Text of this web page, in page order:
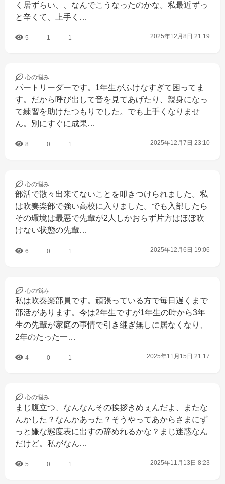
く居ずらい、、なんでこうなったのかな。私最近ずっ
と辛くて、上手く…
5 1 1 2025年12月8日 21:19
心の悩み
パートリーダーです。1年生がふけなすぎて困ってま
す。だから呼び出して音を見てあげたり、親身になっ
て練習を助けたつもりでした。でも上手くなりませ
ん。別にすぐに成果…
8 0 1 2025年12月7日 23:10
心の悩み
部活で散々出来てないことを叩きつけられました。私
は吹奏楽部で強い高校に入りました。でも入部したら
その環境は最悪で先輩が2人しかおらず片方はほぼ吹
けない状態の先輩…
6 0 1 2025年12月6日 19:06
心の悩み
私は吹奏楽部員です。頑張っている方で毎日遅くまで
部活があります。今は2年生ですが1年生の時から3年
生の先輩が家庭の事情で引き継ぎ無しに居なくなり、
2年のたった一…
4 0 1 2025年11月15日 21:17
心の悩み
まじ腹立つ、なんなんその挨拶きめぇんだよ、またな
んかした？なんかあった？そうやってあからさまにず
っと嫌な態度表に出すの辞めれるかな？まじ迷惑なん
だけど。私がなん…
5 0 1 2025年11月13日 8:23